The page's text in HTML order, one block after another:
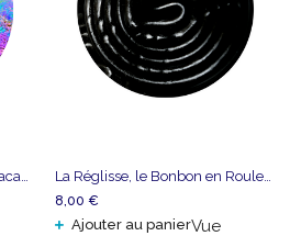
8,00 €
Ajouter au panierVue